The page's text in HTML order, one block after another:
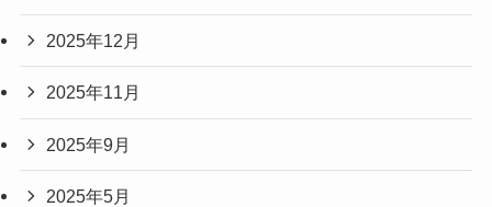
2025年12月
2025年11月
2025年9月
2025年5月